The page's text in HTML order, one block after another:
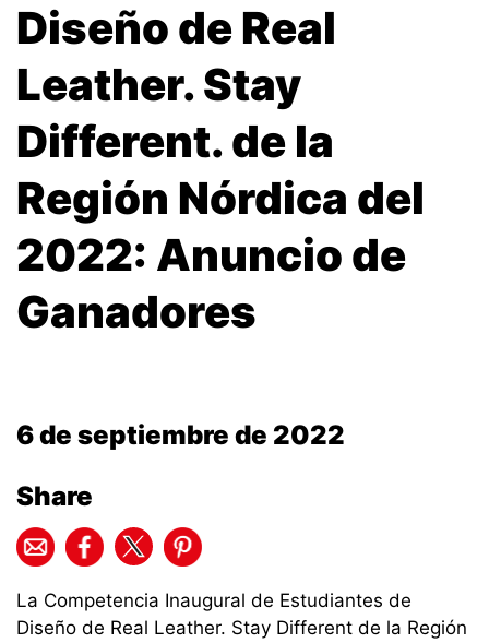
Diseño de Real
Leather. Stay
Different. de la
Región Nórdica del
2022: Anuncio de
Ganadores
6 de septiembre de 2022
Share
La Competencia Inaugural de Estudiantes de
Diseño de Real Leather. Stay Different de la Región